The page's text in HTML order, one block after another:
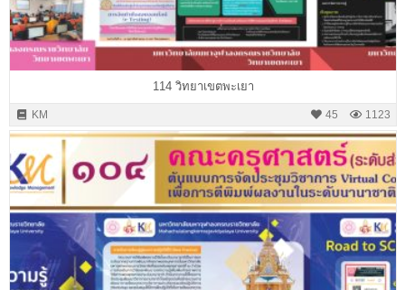
114 วิทยาเขตพะเยา
KM 1123
45